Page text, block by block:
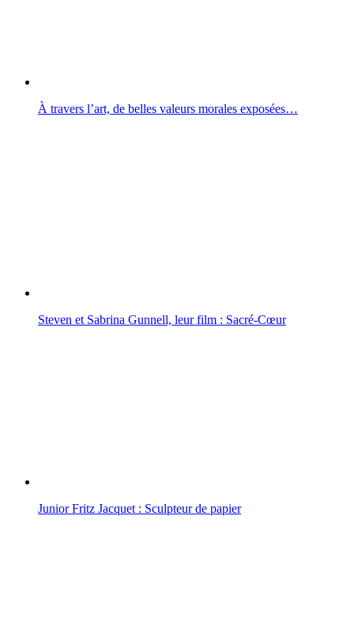
À travers l’art, de belles valeurs morales exposées…
Steven et Sabrina Gunnell, leur film : Sacré-Cœur
Junior Fritz Jacquet : Sculpteur de papier